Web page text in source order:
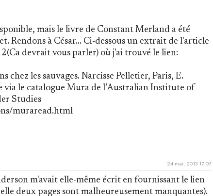
mais le livre de Constant Merland a été
Rendons à César... Ci-dessous un extrait de l'article
devrait vous parler) où j'ai trouvé le lien:
chez les sauvages. Narcisse Pelletier, Paris, E.
via le catalogue Mura de l’Australian Institute of
Studies
muraread.html
24 mai, 2013 17:07
m'avait elle-même écrit en fournissant le lien
deux pages sont malheureusement manquantes).